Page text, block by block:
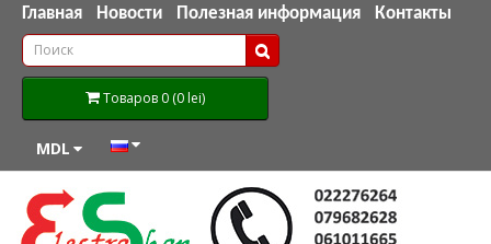
Главная Новости Полезная информация Контакты
Товаров 0 (0 lei)
MDL